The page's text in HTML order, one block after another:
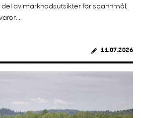
av marknadsutsikter för spannmål,
11.07.2026